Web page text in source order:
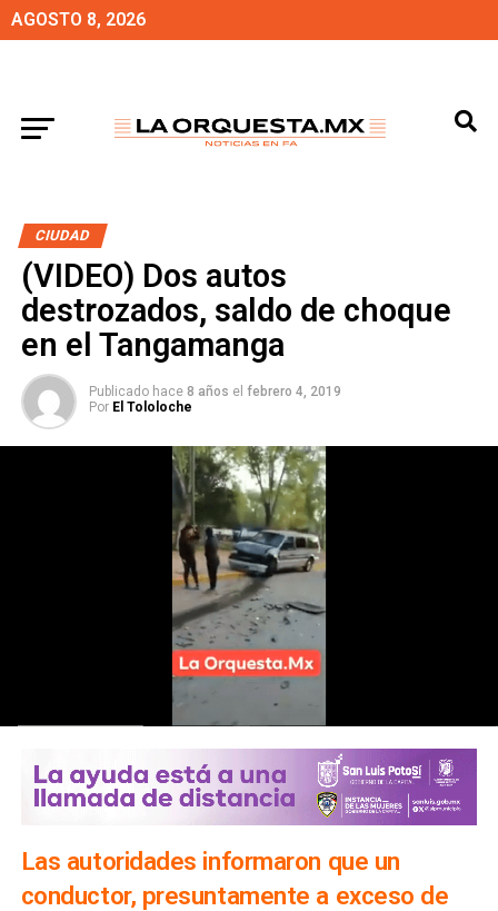
AGOSTO 8, 2026
CIUDAD
(VIDEO) Dos autos
destrozados, saldo de choque
en el Tangamanga
Publicado hace 8 años el febrero 4, 2019
Por El Tololoche
Las autoridades informaron que un
conductor, presuntamente a exceso de